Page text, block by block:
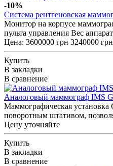
-10%
Cистема рентгеновская
Монитор на корпусе
пульта управления Вес
Цена: 3600000 грн 3240000 грн
Купить
В закладки
В сравнение
Аналоговый маммограф IMS
Маммографическая
поворотным штативом,
Цену уточняйте
Купить
В закладки
В сравнение